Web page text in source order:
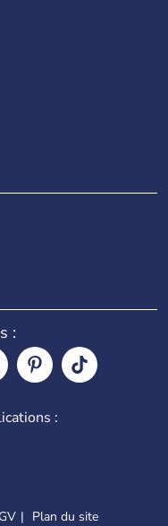
:
:
Plan du site